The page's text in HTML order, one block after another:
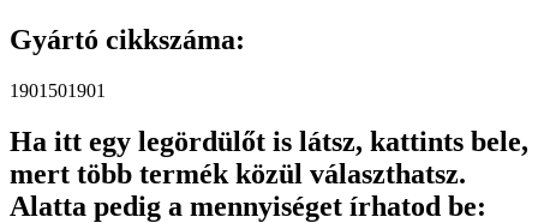
Gyártó cikkszáma:
1901501901
Ha itt egy legördülőt is látsz, kattints bele,
mert több termék közül választhatsz.
Alatta pedig a mennyiséget írhatod be: